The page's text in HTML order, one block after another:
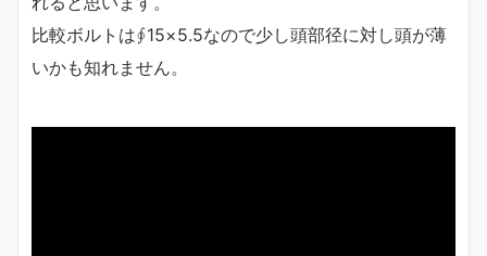
比較ボルトは∮15×5.5なので少し頭部径に対し頭が薄
いかも知れません。